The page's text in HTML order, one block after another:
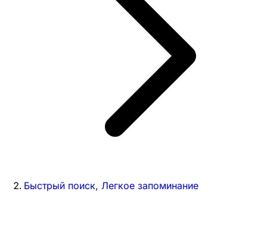
Быстрый поиск, Легкое запоминание